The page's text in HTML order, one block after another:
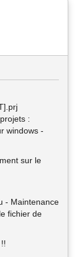
:
windows -
sur le
- Maintenance
fichier de